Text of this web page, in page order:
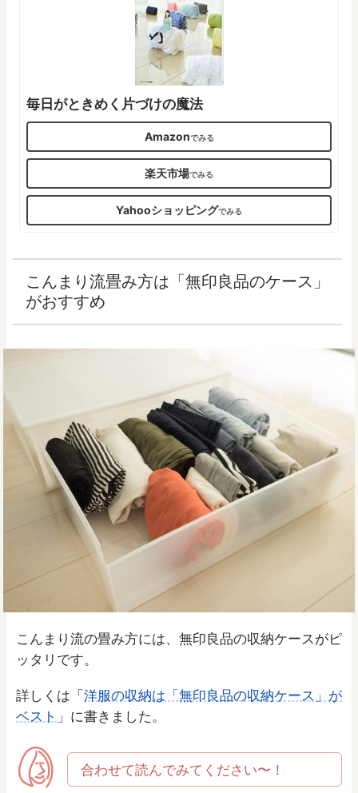
毎日がときめく片づけの魔法
Amazon
楽天市場
Yahooショッピング
こんまり流畳み方は「無印良品のケース」
がおすすめ
こんまり流の畳み方には、無印良品の収納ケースがピ
ッタリです。
詳しくは「洋服の収納は「無印良品の収納ケース」が
ベスト 」に書きました。
合わせて読んでみてください〜！